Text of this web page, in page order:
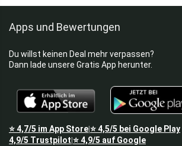
Apps und Bewertungen
Du willst keinen Deal mehr verpassen?
Dann lade unsere Gratis App herunter.
⭐4,7/5 im App Store|⭐4,5/5 bei Google Play
4,9/5 Trustpilot|⭐4,9/5 auf Google